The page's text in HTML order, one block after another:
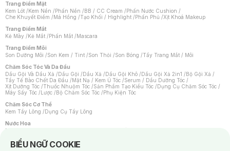
Trang Điểm Mặt
Kem Lót /Kem Nền /Phấn Nền /BB / CC Cream /Phấn Nước Cushion /
Che Khuyết Điểm /Má Hồng /Tạo Khối / Highlight /Phấn Phủ /Xịt Khoá Makeup
Trang Điểm Mắt
Kẻ Mày /Kẻ Mắt /Phấn Mắt /Mascara
Trang Điểm Môi
Son Dưỡng Môi /Son Kem / Tint /Son Thỏi /Son Bóng /Tẩy Trang Mắt / Môi
Chăm Sóc Tóc Và Da Đầu
Dầu Gội Và Dầu Xả /Dầu Gội /Dầu Xả /Dầu Gội Khô /Dầu Gội Xả 2in1 /Bộ Gội Xả /
Tẩy Tế Bào Chết Da Đầu /Mặt Nạ / Kem Ủ Tóc /Serum / Dầu Dưỡng Tóc /
Xịt Dưỡng Tóc /Thuốc Nhuộm Tóc /Sản Phẩm Tạo Kiểu Tóc /Dụng Cụ Chăm Sóc Tóc /
Máy Sấy Tóc /Lược /Bộ Chăm Sóc Tóc /Phụ Kiện Tóc
Chăm Sóc Cơ Thể
Kem Tẩy Lông /Dụng Cụ Tẩy Lông
Nước Hoa
Nước Hoa Nữ
Chăm Sóc Cá Nhân
BIỂU NGỮ COOKIE
Notice about cookies usage